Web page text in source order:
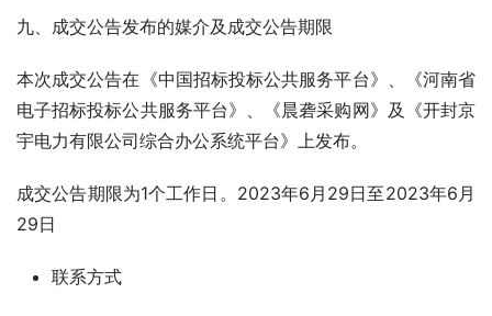
九、成交公告发布的媒介及成交公告期限
本次成交公告在《中国招标投标公共服务平台》、《河南省
电子招标投标公共服务平台》、《晨砻采购网》及《开封京
宇电力有限公司综合办公系统平台》上发布。
成交公告期限为1个工作日。2023年6月29日至2023年6月
29日
联系方式